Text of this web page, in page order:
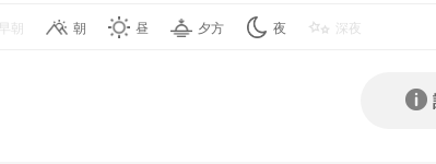
朝 朝 昼 夕方 夜 深夜